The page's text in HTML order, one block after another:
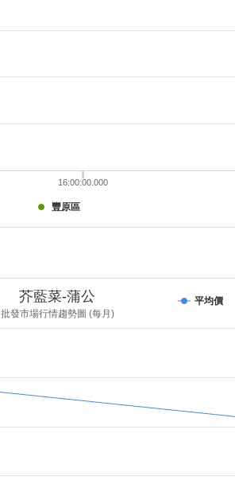
豐原區
16:00:00.000
芥藍菜-蒲公
批發市場行情趨勢圖 (每月)
平均價